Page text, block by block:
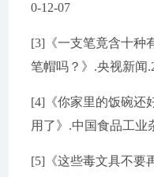
0-12-07
[3]《一支笔竟含十种
笔帽吗？》.央视新闻
[4]《你家里的饭碗还
用了》.中国食品工业
[5]《这些毒文具不要